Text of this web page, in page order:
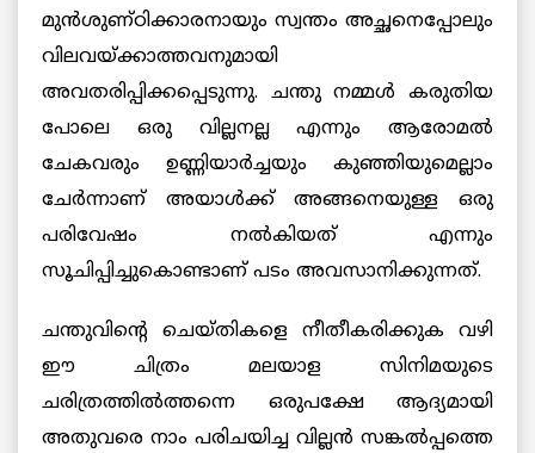
മുന്‍ശുണ്ഠിക്കാരനായും സ്വന്തം അച്ഛനെപ്പോലും
വിലവയ്ക്കാത്തവനുമായി
അവതരിപ്പിക്കപ്പെടുന്നു. ചന്തു നമ്മള്‍ കരുതിയ
പോലെ ഒരു വില്ലനല്ല എന്നും ആരോമല്‍
ചേകവരും ഉണ്ണിയാര്‍ച്ചയും കുഞ്ഞിയുമെല്ലാം
ചേര്‍ന്നാണ് അയാൾക്ക് അങ്ങനെയുള്ള ഒരു
പരിവേഷം നല്‍കിയത് എന്നും
സൂചിപ്പിച്ചുകൊണ്ടാണ് പടം അവസാനിക്കുന്നത്.
ചന്തുവിന്റെ ചെയ്തികളെ നീതീകരിക്കുക വഴി
ഈ ചിത്രം മലയാള സിനിമയുടെ
ചരിത്രത്തില്‍ത്തന്നെ ഒരുപക്ഷേ ആദ്യമായി
അതുവരെ നാം പരിചയിച്ച വില്ലന്‍ സങ്കല്‍പ്പത്തെ